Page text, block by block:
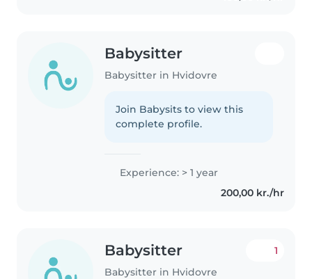
Babysitter
Babysitter in Hvidovre
Join Babysits to view this
complete profile.
Experience: > 1 year
200,00 kr./hr
Babysitter
Babysitter in Hvidovre
1